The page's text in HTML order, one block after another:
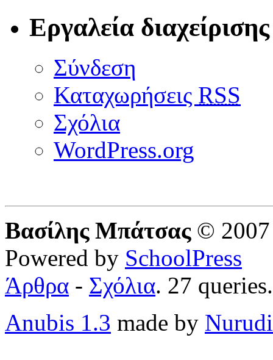
Εργαλεία διαχείρισης
Σύνδεση
Καταχωρήσεις RSS
Σχόλια
WordPress.org
Βασίλης Μπάτσας © 2007
Powered by SchoolPress
Άρθρα - Σχόλια. 27
Anubis 1.3 made by